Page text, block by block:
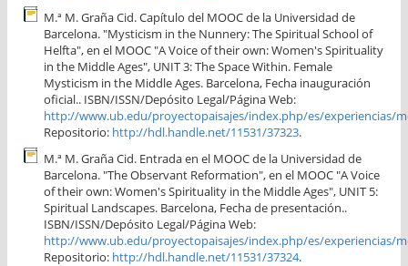
M.ª M. Graña Cid. Capítulo del MOOC de la Universidad de
Barcelona. "Mysticism in the Nunnery: The Spiritual School of
Helfta", en el MOOC "A Voice of their own: Women's Spirituality
in the Middle Ages", UNIT 3: The Space Within. Female
Mysticism in the Middle Ages. Barcelona, Fecha inauguración
oficial.. ISBN/ISSN/Depósito Legal/Página Web:
http://www.ub.edu/proyectopaisajes/index.php/es/experiencias/
Repositorio: http://hdl.handle.net/11531/37323.
M.ª M. Graña Cid. Entrada en el MOOC de la Universidad de
Barcelona. "The Observant Reformation", en el MOOC "A Voice
of their own: Women's Spirituality in the Middle Ages", UNIT 5:
Spiritual Landscapes. Barcelona, Fecha de presentación..
ISBN/ISSN/Depósito Legal/Página Web:
http://www.ub.edu/proyectopaisajes/index.php/es/experiencias/
Repositorio: http://hdl.handle.net/11531/37324.